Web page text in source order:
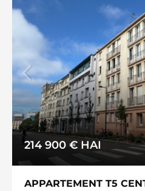
214 900 € HAI
APPARTEMENT T5